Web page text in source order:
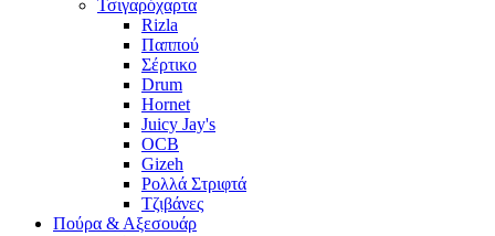
Τσιγαρόχαρτα
Rizla
Παππού
Σέρτικο
Drum
Hornet
Juicy Jay's
OCB
Gizeh
Ρολλά Στριφτά
Τζιβάνες
Πούρα & Αξεσουάρ